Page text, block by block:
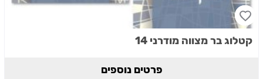
קטלוג בר מצווה מודרני 14
פרטים נוספים